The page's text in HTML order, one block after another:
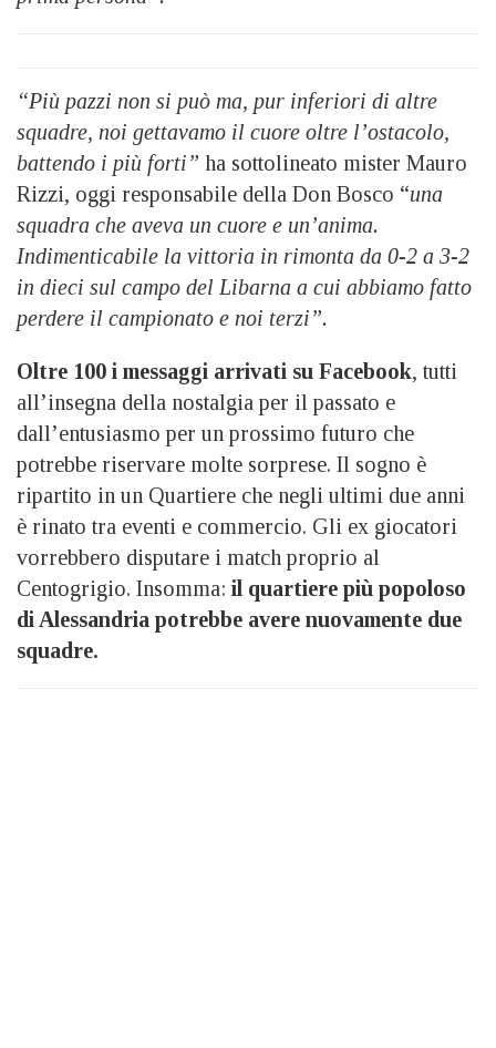
“Più pazzi non si può ma, pur inferiori di altre
squadre, noi gettavamo il cuore oltre l’ostacolo,
battendo i più forti” ha sottolineato mister Mauro
Rizzi, oggi responsabile della Don Bosco “una
squadra che aveva un cuore e un’anima.
Indimenticabile la vittoria in rimonta da 0-2 a 3-2
in dieci sul campo del Libarna a cui abbiamo fatto
perdere il campionato e noi terzi”.
Oltre 100 i messaggi arrivati su Facebook, tutti
all’insegna della nostalgia per il passato e
dall’entusiasmo per un prossimo futuro che
potrebbe riservare molte sorprese. Il sogno è
ripartito in un Quartiere che negli ultimi due anni
è rinato tra eventi e commercio. Gli ex giocatori
vorrebbero disputare i match proprio al
Centogrigio. Insomma: il quartiere più popoloso
di Alessandria potrebbe avere nuovamente due
squadre.